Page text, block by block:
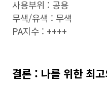
사용부위 : 공용
무색/유색 : 무색
PA지수 : ++++
결론 : 나를 위한 최